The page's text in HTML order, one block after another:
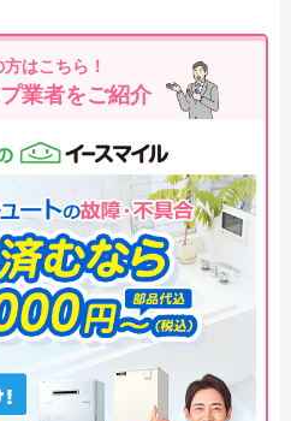
はこちら！
業者をご紹介